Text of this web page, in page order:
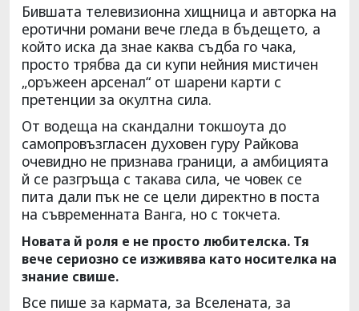
Бившата телевизионна хищница и авторка на
еротични романи вече гледа в бъдещето, а
който иска да знае каква съдба го чака,
просто трябва да си купи нейния мистичен
„оръжеен арсенал“ от шарени карти с
претенции за окултна сила.
От водеща на скандални токшоута до
самопровъзгласен духовен гуру Райкова
очевидно не признава граници, а амбицията
й се разгръща с такава сила, че човек се
пита дали пък не се цели директно в поста
на съвременната Ванга, но с токчета.
Новата й роля е не просто любителска. Тя
вече сериозно се изживява като носителка на
знание свише.
Все пише за кармата, за Вселената, за